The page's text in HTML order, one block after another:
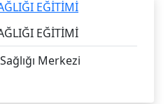
EĞİTİMİ
Merkezi